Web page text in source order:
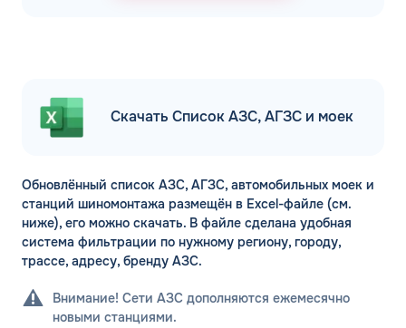
Скачать Список АЗС, АГЗС и моек
Обновлённый список АЗС, АГЗС, автомобильных моек и
станций шиномонтажа размещён в Excel-файле (см.
ниже), его можно скачать. В файле сделана удобная
система фильтрации по нужному региону, городу,
трассе, адресу, бренду АЗС.
Внимание! Сети АЗС дополняются ежемесячно
новыми станциями.